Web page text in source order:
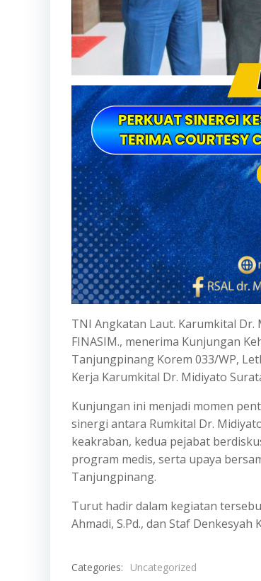
TNI Angkatan Laut. Karumkital Dr.
FINASIM., menerima Kunjungan
Tanjungpinang Korem 033/WP,
Kerja Karumkital Dr. Midiyato
Kunjungan ini menjadi momen
sinergi antara Rumkital Dr.
keakraban, kedua pejabat
program medis, serta upaya
Tanjungpinang.
Turut hadir dalam kegiatan
Ahmadi, S.Pd., dan Staf Denkesyah
Categories: Uncategorized